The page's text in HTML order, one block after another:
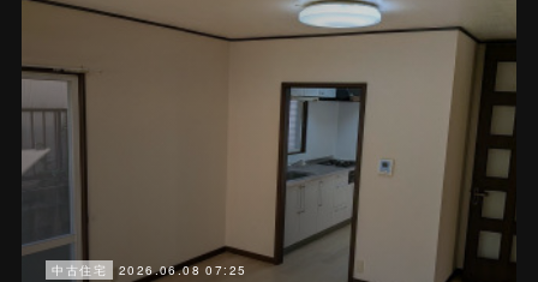
中古住宅 2026.06.08 07:25